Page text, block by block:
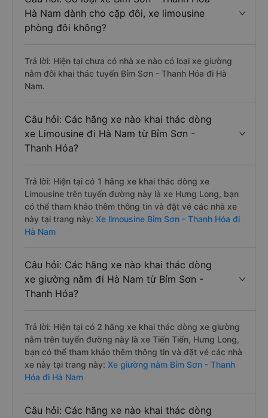
Hà Nam dành cho cặp đôi, xe limousine
phòng đôi không?
Trả lời: Hiện tại chưa có nhà xe nào có loại xe giường
nằm đôi khai thác tuyến Bỉm Sơn - Thanh Hóa đi Hà
Nam.
Câu hỏi: Các hãng xe nào khai thác dòng
xe Limousine đi Hà Nam từ Bỉm Sơn -
Thanh Hóa?
Trả lời: Hiện tại có 1 hãng xe khai thác dòng xe
Limousine trên tuyến đường này là xe Hưng Long, bạn
có thể tham khảo thêm thông tin và đặt vé các nhà xe
này tại trang này: Xe limousine Bỉm Sơn - Thanh Hóa đi
Hà Nam
Câu hỏi: Các hãng xe nào khai thác dòng
xe giường nằm đi Hà Nam từ Bỉm Sơn -
Thanh Hóa?
Trả lời: Hiện tại có 2 hãng xe khai thác dòng xe giường
nằm trên tuyến đường này là xe Tiến Tiến, Hưng Long,
bạn có thể tham khảo thêm thông tin và đặt vé các nhà
xe này tại trang này: Xe giường nằm Bỉm Sơn - Thanh
Hóa đi Hà Nam
Câu hỏi: Các hãng xe nào khai thác dòng